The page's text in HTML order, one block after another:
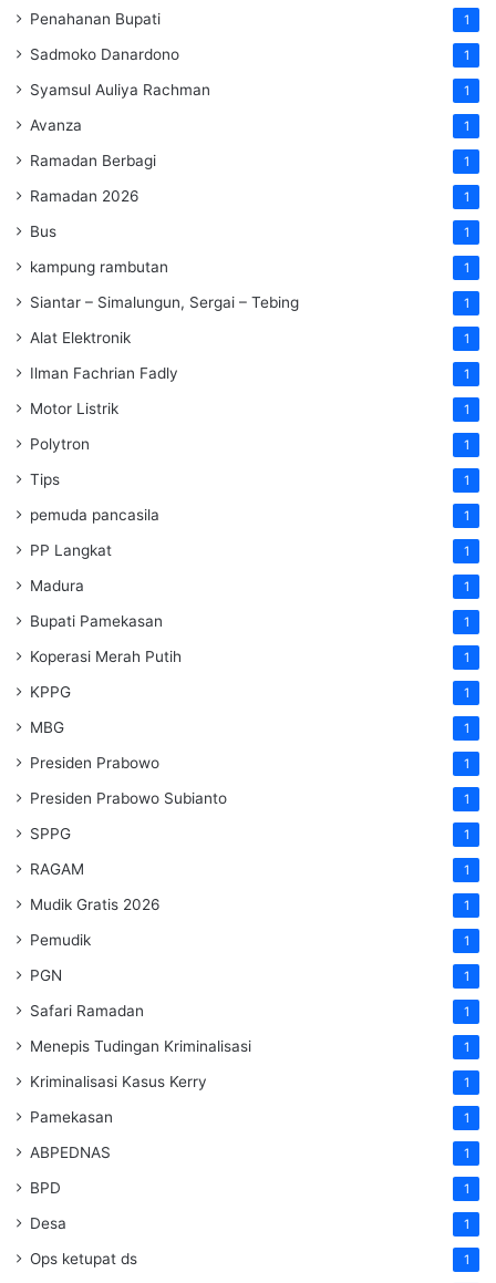
Penahanan Bupati 1
Sadmoko Danardono 1
Syamsul Auliya Rachman 1
Avanza 1
Ramadan Berbagi 1
Ramadan 2026 1
Bus 1
kampung rambutan 1
Siantar – Simalungun, Sergai – Tebing 1
Alat Elektronik 1
Ilman Fachrian Fadly 1
Motor Listrik 1
Polytron 1
Tips 1
pemuda pancasila 1
PP Langkat 1
Madura 1
Bupati Pamekasan 1
Koperasi Merah Putih 1
KPPG 1
MBG 1
Presiden Prabowo 1
Presiden Prabowo Subianto 1
SPPG 1
RAGAM 1
Mudik Gratis 2026 1
Pemudik 1
PGN 1
Safari Ramadan 1
Menepis Tudingan Kriminalisasi 1
Kriminalisasi Kasus Kerry 1
Pamekasan 1
ABPEDNAS 1
BPD 1
Desa 1
Ops ketupat ds 1